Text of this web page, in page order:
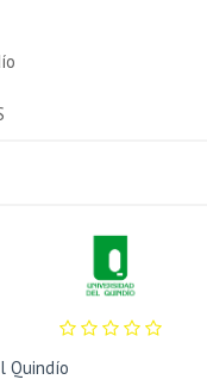
Quindío